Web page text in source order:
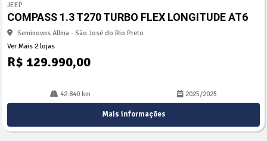
arti
lhe
JEEP
COMPASS 1.3 T270 TURBO FLEX LONGITUDE AT6
Seminovos Allma - São José do Rio Preto
Ver Mais 2 lojas
R$ 129.990,00
42.840 km 2025/2025
Mais informações